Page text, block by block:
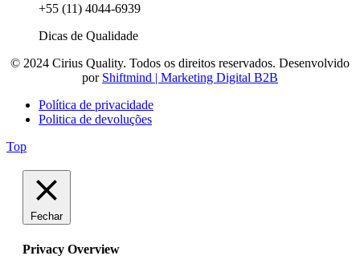
+55 (11) 4044-6939
Dicas de Qualidade
© 2024 Cirius Quality. Todos os direitos reservados. Desenvolvido
por Shiftmind | Marketing Digital B2B
Política de privacidade
Politica de devoluções
Top
Fechar
Privacy Overview